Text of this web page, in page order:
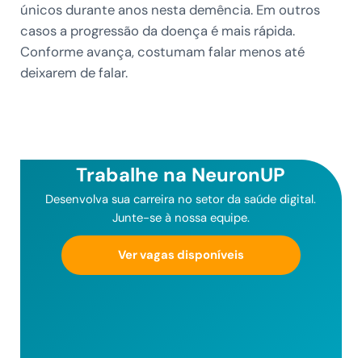
únicos durante anos nesta demência. Em outros
casos a progressão da doença é mais rápida.
Conforme avança, costumam falar menos até
deixarem de falar.
Trabalhe na NeuronUP
Desenvolva sua carreira no setor da saúde digital.
Junte-se à nossa equipe.
Ver vagas disponíveis